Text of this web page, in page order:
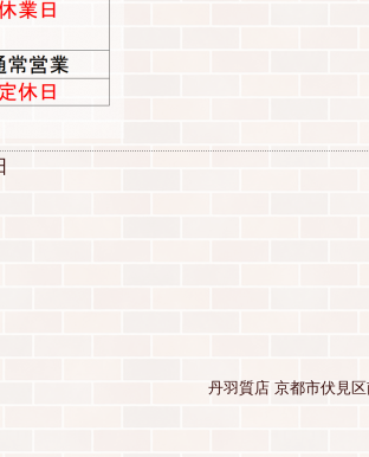
丹羽質店 京都市伏見